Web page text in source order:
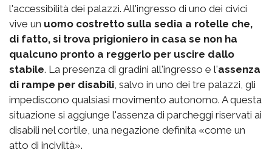
l'accessibilità dei palazzi. All'ingresso di uno dei civici
vive un uomo costretto sulla sedia a rotelle che,
di fatto, si trova prigioniero in casa se non ha
qualcuno pronto a reggerlo per uscire dallo
stabile. La presenza di gradini all'ingresso e l'assenza
di rampe per disabili , salvo in uno dei tre palazzi, gli
impediscono qualsiasi movimento autonomo. A questa
situazione si aggiunge l'assenza di parcheggi riservati ai
disabili nel cortile, una negazione definita «come un
atto di inciviltà».